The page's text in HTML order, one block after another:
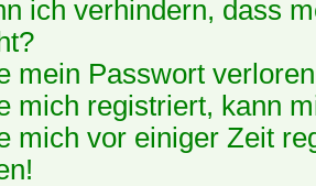
ich verhindern, dass
mein Passwort
mich registriert, kann
mich vor einiger Zeit